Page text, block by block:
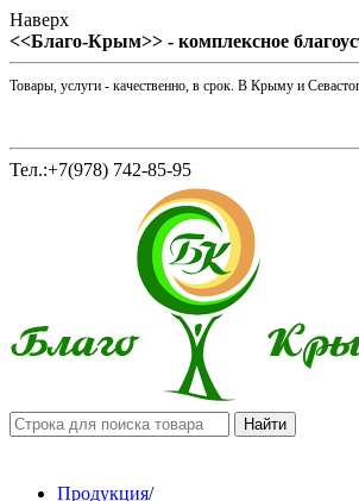
Наверх
<<Благо-Крым>> - комплексное
Товары, услуги - качественно, в срок. В Крыму и
Тел.:+7(978) 742-85-95
Продукция/